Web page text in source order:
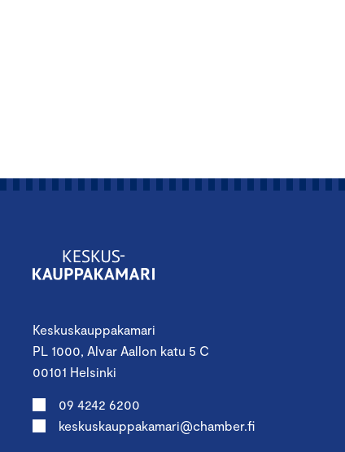
Keskuskauppakamari
PL 1000, Alvar Aallon katu 5 C
00101 Helsinki
09 4242 6200
keskuskauppakamari@chamber.fi